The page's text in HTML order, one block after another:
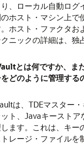
、ローカル自動ログ
ホスト・マシン上で
ホスト・ファクタお
ニックの詳細は、独
とは何ですか、ま
どのように管理する
は、TDEマスター・
ト、Javaキーストア
ます。これは、キー
レージ・ファイルを